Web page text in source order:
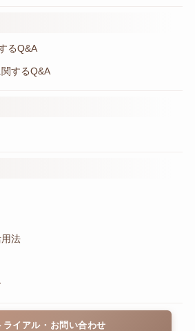
るQ&A
するQ&A
法
ライアル・お問い合わせ